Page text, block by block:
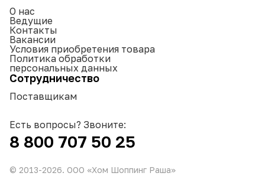
О нас
Ведущие
Контакты
Вакансии
Условия приобретения товара
Политика обработки
персональных данных
Сотрудничество
Поставщикам
Есть вопросы? Звоните:
8 800 707 50 25
© 2013-2026. ООО «Хом Шоппинг Раша»